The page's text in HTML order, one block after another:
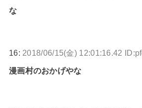
な
16: 2018/06/15(金) 12:01:16.42
漫画村のおかげやな